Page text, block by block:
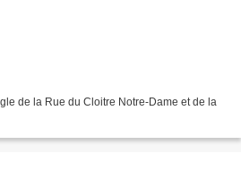
de la Rue du Cloitre Notre-Dame et de la